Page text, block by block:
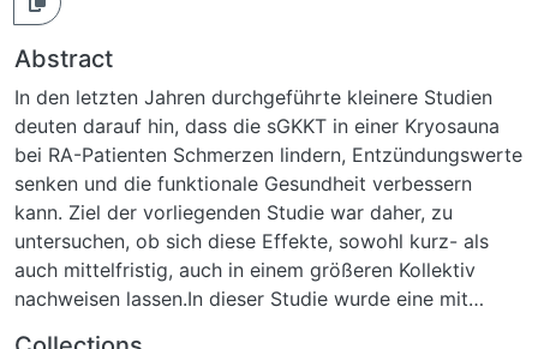
Abstract
In den letzten Jahren durchgeführte kleinere Studien
deuten darauf hin, dass die sGKKT in einer Kryosauna
bei RA-Patienten Schmerzen lindern, Entzündungswerte
senken und die funktionale Gesundheit verbessern
kann. Ziel der vorliegenden Studie war daher, zu
untersuchen, ob sich diese Effekte, sowohl kurz- als
auch mittelfristig, auch in einem größeren Kollektiv
nachweisen lassen.In dieser Studie wurde eine mit